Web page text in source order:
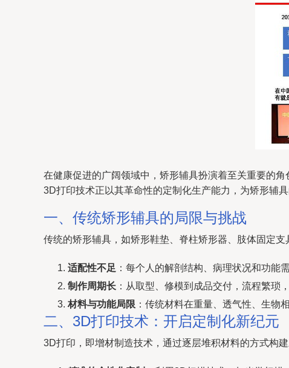
在健康促进的广阔领域中，矫形辅具扮演着至关重要的
3D打印技术正以其革命性的定制化生产能力，为矫形辅
一、传统矫形辅具的局限与挑战
传统的矫形辅具，如矫形鞋垫、脊柱矫形器、肢体固定
适配性不足 ：每个人的解剖结构、病理状况和功能
制作周期长 ：从取型、修模到成品交付，流程繁琐
材料与功能局限 ：传统材料在重量、透气性、生物
二、3D打印技术：开启定制化新纪元
3D打印，即增材制造技术，通过逐层堆积材料的方式构